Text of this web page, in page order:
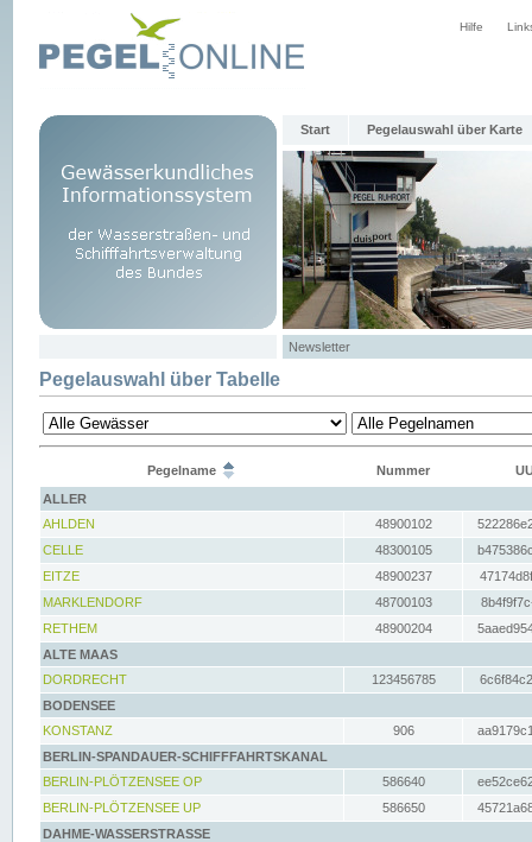
Hilfe
Start Pegelauswahl über Karte
Newsletter
Pegelauswahl über Tabelle
Pegelname Nummer
ALLER
AHLDEN
48900102
CELLE
48300105
EITZE
48900237
MARKLENDORF
48700103
RETHEM
48900204
ALTE MAAS
DORDRECHT
123456785
BODENSEE
KONSTANZ
906
BERLIN-SPANDAUER-SCHIFFFAHRTSKANAL
BERLIN-PLÖTZENSEE OP
586640
BERLIN-PLÖTZENSEE UP
586650
DAHME-WASSERSTRASSE